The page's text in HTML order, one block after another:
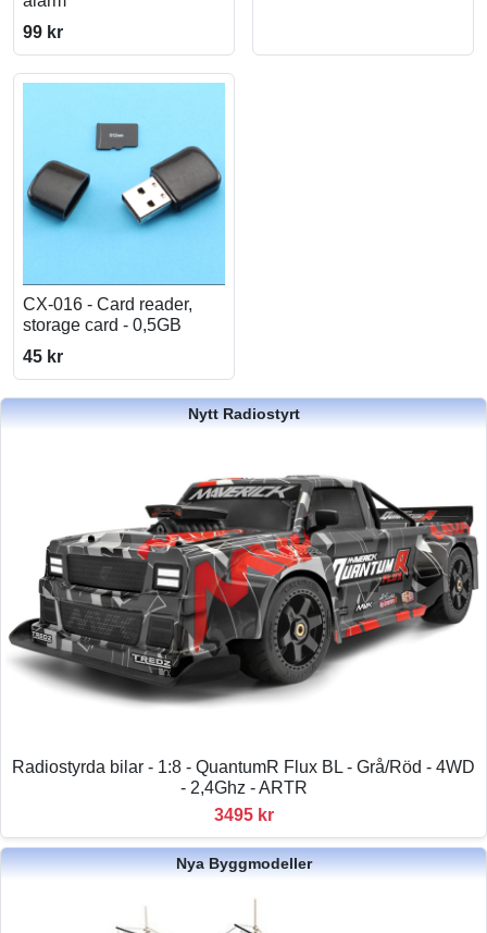
99 kr
CX-016 - Card reader,
storage card - 0,5GB
45 kr
Nytt Radiostyrt
Radiostyrda bilar - 1:8 - QuantumR Flux BL - Grå/Röd - 4WD
- 2,4Ghz - ARTR
3495 kr
Nya Byggmodeller